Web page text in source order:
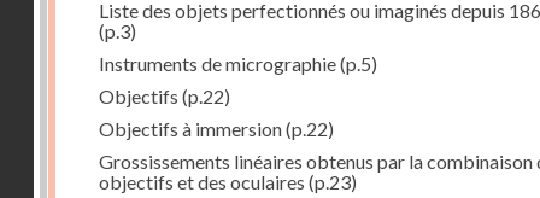
Liste des objets perfectionnés ou imaginés depuis
(p.3)
Instruments de micrographie(p.5)
Objectifs (p.22)
Objectifs à immersion(p.22)
Grossissements linéaires obtenus par la combinaison
objectifs et des oculaires (p.23)